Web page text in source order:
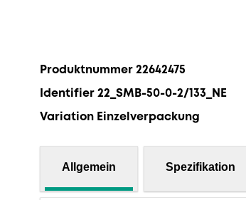
Produktnummer 22642475
Identifier 22_SMB-50-0-2/133_NE
Variation Einzelverpackung
Allgemein Spezifikation